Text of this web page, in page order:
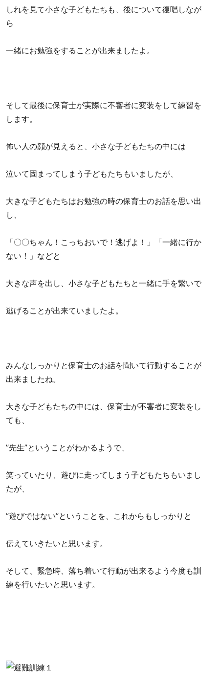
しれを見て小さな子どもたちも、後について復唱しなが
ら
一緒にお勉強をすることが出来ましたよ。
そして最後に保育士が実際に不審者に変装をして練習を
します。
怖い人の顔が見えると、小さな子どもたちの中には
泣いて固まってしまう子どもたちもいましたが、
大きな子どもたちはお勉強の時の保育士のお話を思い出
し、
「〇〇ちゃん！こっちおいで！逃げよ！」「一緒に行か
ない！」などと
大きな声を出し、小さな子どもたちと一緒に手を繋いで
逃げることが出来ていましたよ。
みんなしっかりと保育士のお話を聞いて行動することが
出来ましたね。
大きな子どもたちの中には、保育士が不審者に変装をし
ても、
”先生”ということがわかるようで、
笑っていたり、遊びに走ってしまう子どもたちもいまし
たが、
”遊びではない”ということを、これからもしっかりと
伝えていきたいと思います。
そして、緊急時、落ち着いて行動が出来るよう今度も訓
練を行いたいと思います。